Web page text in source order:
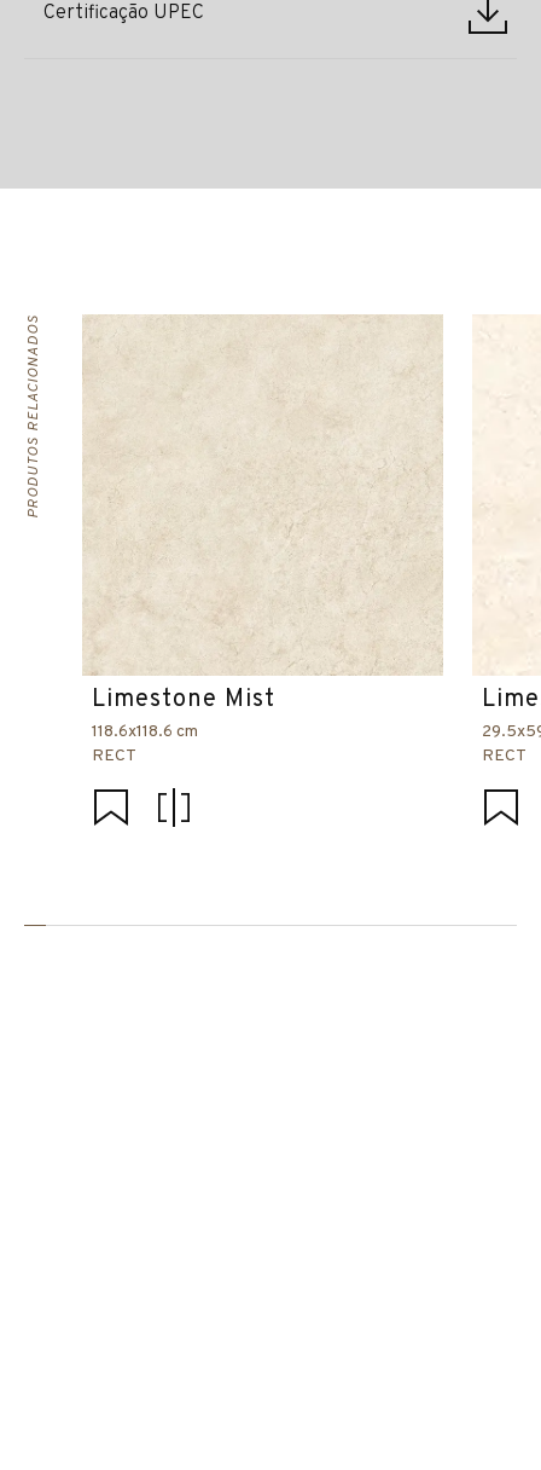
Certificação UPEC
PRODUTOS RELACIONADOS
Limestone Mist
118.6x118.6 cm
RECT
RECT